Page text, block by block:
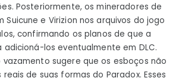
Posteriormente, os mineradores de
e Virizion nos arquivos do jogo
confirmando os planos de que a
los eventualmente em DLC.
sugere que os esboços não
de suas formas do Paradox. Esses